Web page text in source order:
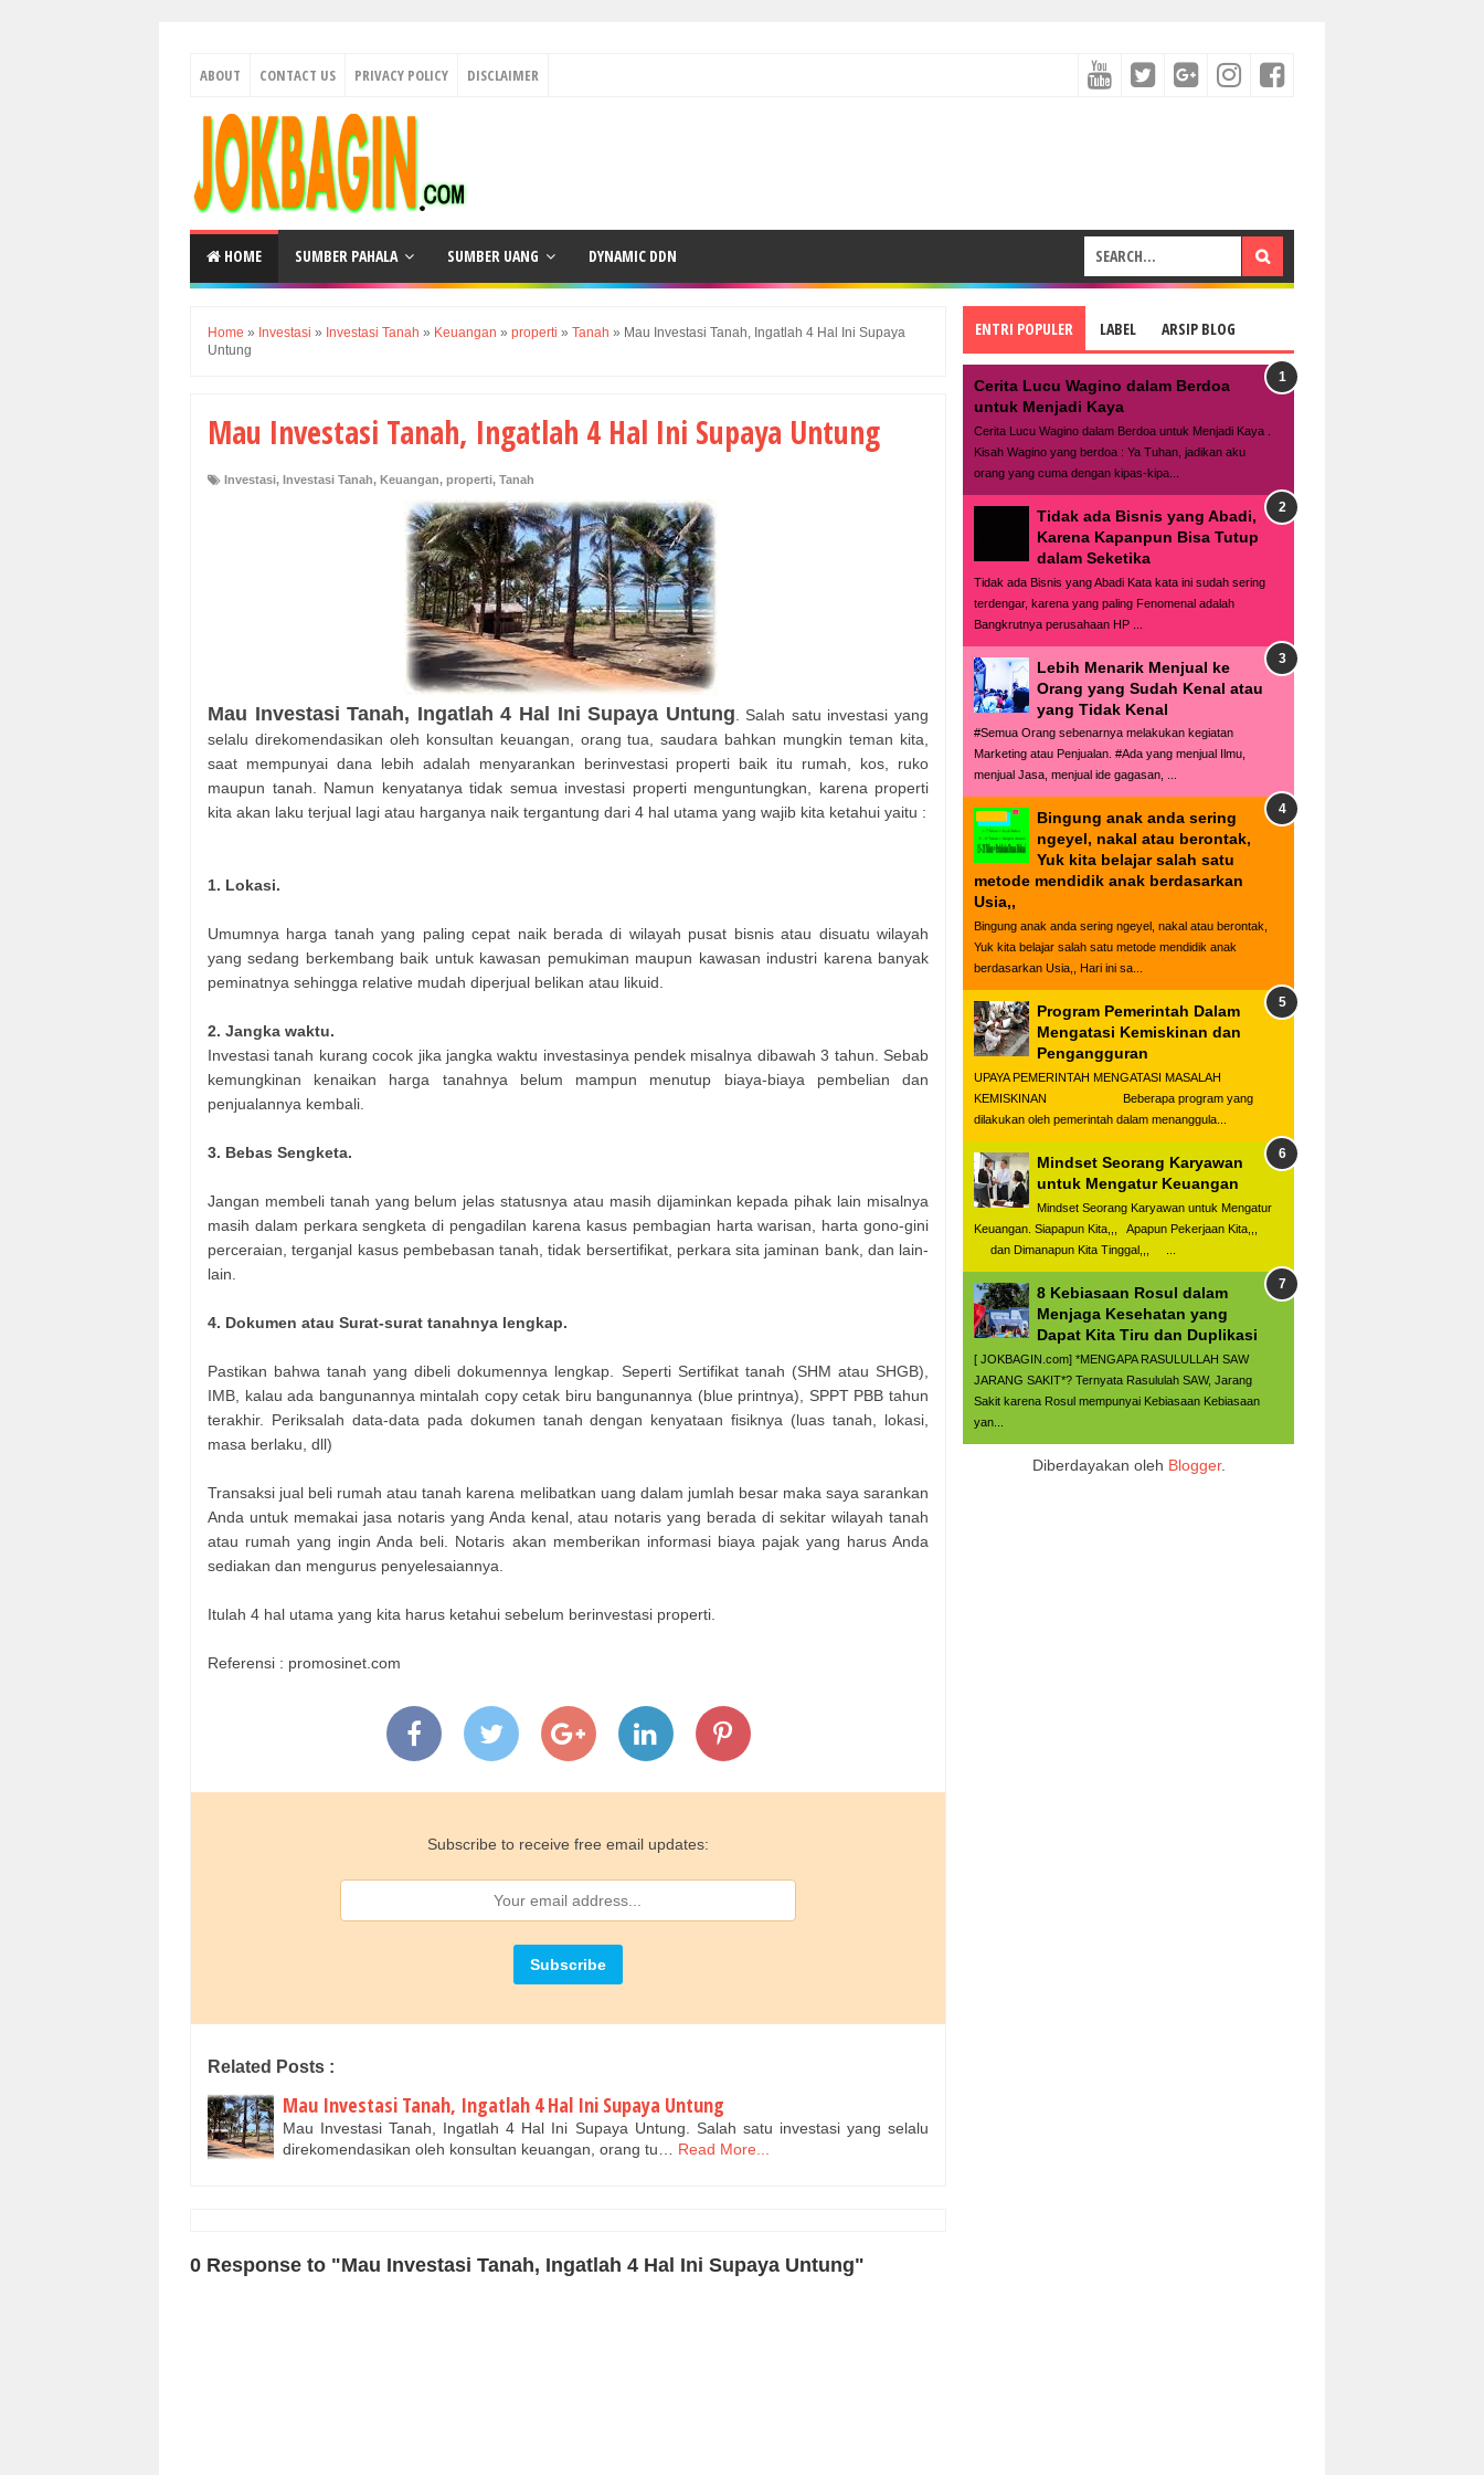
ABOUT CONTACT US PRIVACY POLICY DISCLAIMER
HOME SUMBER PAHALA SUMBER UANG DYNAMIC DDN
Home » Investasi » Investasi Tanah » Keuangan » properti » Tanah » Mau Investasi Tanah, Ingatlah 4 Hal Ini Supaya
Untung
Mau Investasi Tanah, Ingatlah 4 Hal Ini Supaya Untung
Investasi, Investasi Tanah, Keuangan, properti, Tanah
Mau Investasi Tanah, Ingatlah 4 Hal Ini Supaya Untung . Salah satu investasi yang
selalu direkomendasikan oleh konsultan keuangan, orang tua, saudara bahkan mungkin teman kita,
saat mempunyai dana lebih adalah menyarankan berinvestasi properti baik itu rumah, kos, ruko
maupun tanah. Namun kenyatanya tidak semua investasi properti menguntungkan, karena properti
kita akan laku terjual lagi atau harganya naik tergantung dari 4 hal utama yang wajib kita ketahui yaitu :
1. Lokasi.
Umumnya harga tanah yang paling cepat naik berada di wilayah pusat bisnis atau disuatu wilayah
yang sedang berkembang baik untuk kawasan pemukiman maupun kawasan industri karena banyak
peminatnya sehingga relative mudah diperjual belikan atau likuid.
2. Jangka waktu.
Investasi tanah kurang cocok jika jangka waktu investasinya pendek misalnya dibawah 3 tahun. Sebab
kemungkinan kenaikan harga tanahnya belum mampun menutup biaya-biaya pembelian dan
penjualannya kembali.
3. Bebas Sengketa.
Jangan membeli tanah yang belum jelas statusnya atau masih dijaminkan kepada pihak lain misalnya
masih dalam perkara sengketa di pengadilan karena kasus pembagian harta warisan, harta gono-gini
perceraian, terganjal kasus pembebasan tanah, tidak bersertifikat, perkara sita jaminan bank, dan lain-
lain.
4. Dokumen atau Surat-surat tanahnya lengkap.
Pastikan bahwa tanah yang dibeli dokumennya lengkap. Seperti Sertifikat tanah (SHM atau SHGB),
IMB, kalau ada bangunannya mintalah copy cetak biru bangunannya (blue printnya), SPPT PBB tahun
terakhir. Periksalah data-data pada dokumen tanah dengan kenyataan fisiknya (luas tanah, lokasi,
masa berlaku, dll)
Transaksi jual beli rumah atau tanah karena melibatkan uang dalam jumlah besar maka saya sarankan
Anda untuk memakai jasa notaris yang Anda kenal, atau notaris yang berada di sekitar wilayah tanah
atau rumah yang ingin Anda beli. Notaris akan memberikan informasi biaya pajak yang harus Anda
sediakan dan mengurus penyelesaiannya.
Itulah 4 hal utama yang kita harus ketahui sebelum berinvestasi properti.
Referensi : promosinet.com
Subscribe to receive free email updates:
Related Posts :
Mau Investasi Tanah, Ingatlah 4 Hal Ini Supaya Untung
Mau Investasi Tanah, Ingatlah 4 Hal Ini Supaya Untung. Salah satu investasi yang selalu
direkomendasikan oleh konsultan keuangan, orang tu…
Read More...
0 Response to "Mau Investasi Tanah, Ingatlah 4 Hal Ini Supaya Untung"
ENTRI POPULER LABEL ARSIP BLOG
Cerita Lucu Wagino dalam Berdoa
untuk Menjadi Kaya
Cerita Lucu Wagino dalam Berdoa untuk Menjadi Kaya .
Kisah Wagino yang berdoa : Ya Tuhan, jadikan aku
orang yang cuma dengan kipas-kipa...
Tidak ada Bisnis yang Abadi,
Karena Kapanpun Bisa Tutup
dalam Seketika
Tidak ada Bisnis yang Abadi Kata kata ini sudah sering
terdengar, karena yang paling Fenomenal adalah
Bangkrutnya perusahaan HP ...
Lebih Menarik Menjual ke
Orang yang Sudah Kenal atau
yang Tidak Kenal
#Semua Orang sebenarnya melakukan kegiatan
Marketing atau Penjualan. #Ada yang menjual Ilmu,
menjual Jasa, menjual ide gagasan, ...
Bingung anak anda sering
ngeyel, nakal atau berontak,
Yuk kita belajar salah satu
metode mendidik anak berdasarkan
Usia,,
Bingung anak anda sering ngeyel, nakal atau berontak,
Yuk kita belajar salah satu metode mendidik anak
berdasarkan Usia,, Hari ini sa...
Program Pemerintah Dalam
Mengatasi Kemiskinan dan
Pengangguran
UPAYA PEMERINTAH MENGATASI MASALAH
KEMISKINAN Beberapa program yang
dilakukan oleh pemerintah dalam menanggula...
Mindset Seorang Karyawan
untuk Mengatur Keuangan
Mindset Seorang Karyawan untuk Mengatur
Keuangan. Siapapun Kita,,, Apapun Pekerjaan Kita,,,
dan Dimanapun Kita Tinggal,,, ...
8 Kebiasaan Rosul dalam
Menjaga Kesehatan yang
Dapat Kita Tiru dan Duplikasi
[ JOKBAGIN.com] *MENGAPA RASULULLAH SAW
JARANG SAKIT*? Ternyata Rasululah SAW, Jarang
Sakit karena Rosul mempunyai Kebiasaan Kebiasaan
yan...
Diberdayakan oleh Blogger.